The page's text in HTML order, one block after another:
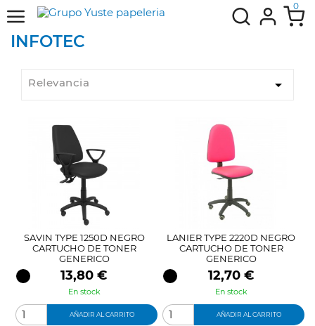
0
INFOTEC
Relevancia 
SAVIN TYPE 1250D NEGRO
CARTUCHO DE TONER
GENERICO
Precio
13,80 €
En stock
AÑADIR AL CARRITO
LANIER TYPE 2220D NEGRO
CARTUCHO DE TONER
GENERICO
Precio
12,70 €
En stock
AÑADIR AL CARRITO